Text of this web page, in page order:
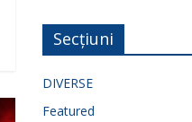
Secțiuni
DIVERSE
Featured